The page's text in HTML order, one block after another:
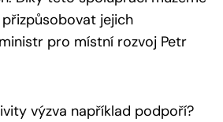
jejich
pro místní rozvoj Petr
výzva například podpoří?